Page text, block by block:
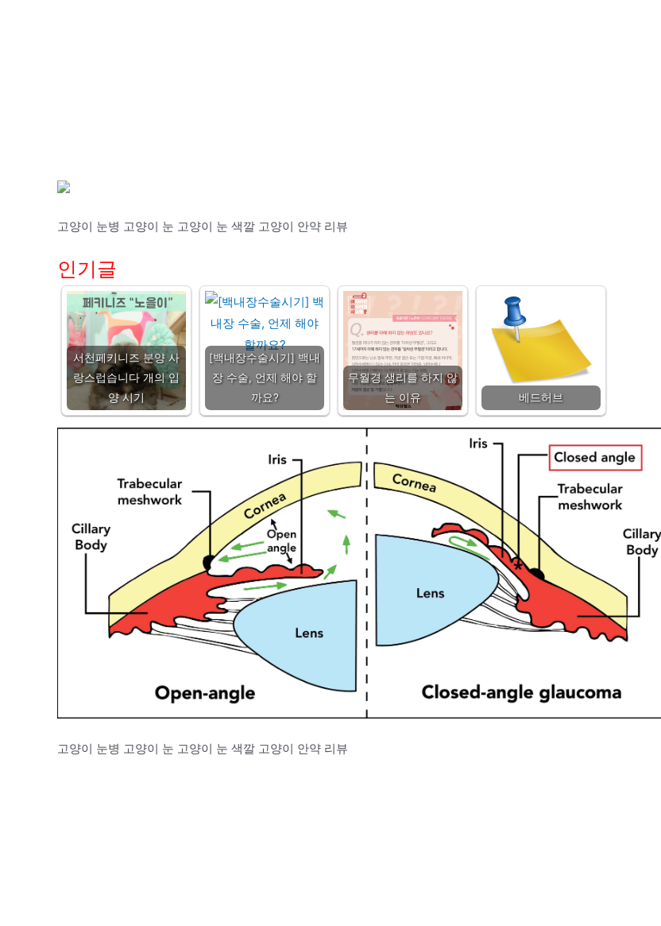
고양이 눈병 고양이 눈 고양이 눈 색깔 고양이 안약 리뷰
인기글
서천페키니즈 분양 사
랑스럽습니다 개의 입
양 시기
[백내장수술시기] 백내
장 수술, 언제 해야 할
까요?
무월경 생리를 하지 않
는 이유
베드허브
고양이 눈병 고양이 눈 고양이 눈 색깔 고양이 안약 리뷰